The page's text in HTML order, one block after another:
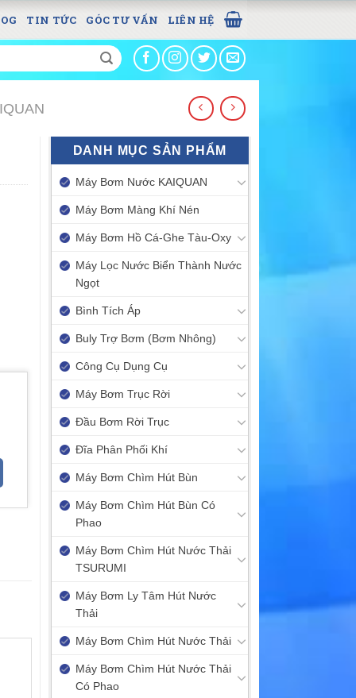
TIN TỨC GÓC TƯ VẤN LIÊN HỆ
DANH MỤC SẢN PHẨM
Máy Bơm Nước KAIQUAN
Máy Bơm Màng Khí Nén
Máy Bơm Hồ Cá-Ghe Tàu-Oxy
Máy Lọc Nước Biển Thành Nước
Ngọt
Bình Tích Áp
Buly Trợ Bơm (Bơm Nhông)
Công Cụ Dụng Cụ
Máy Bơm Trục Rời
Đầu Bơm Rời Trục
Đĩa Phân Phối Khí
Máy Bơm Chìm Hút Bùn
Máy Bơm Chìm Hút Bùn Có
Phao
Máy Bơm Chìm Hút Nước Thải
TSURUMI
Máy Bơm Ly Tâm Hút Nước
Thải
Máy Bơm Chìm Hút Nước Thải
Máy Bơm Chìm Hút Nước Thải
Có Phao